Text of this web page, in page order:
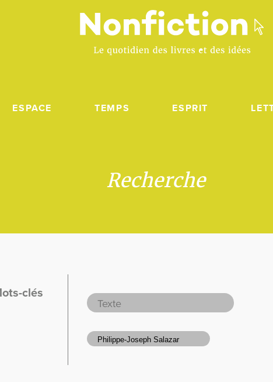
ESPACE TEMPS ESPRIT
Recherche
clés